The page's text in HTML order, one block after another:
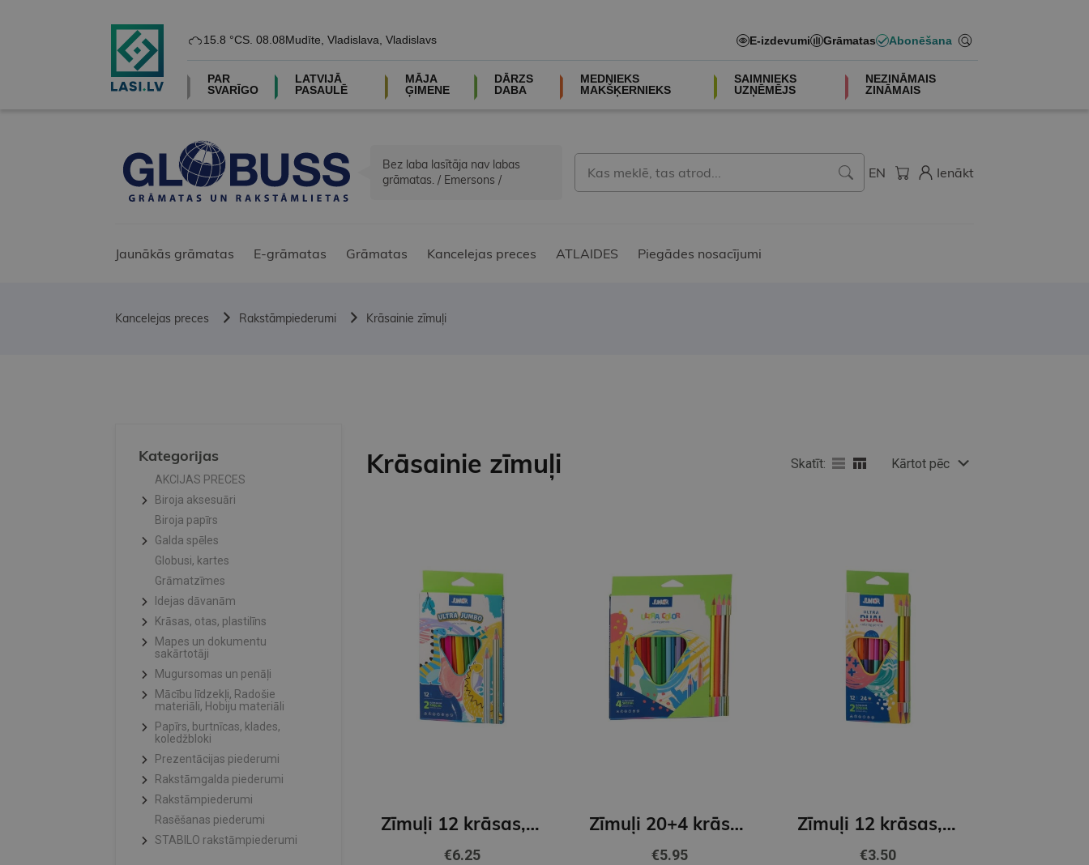
15.8 °CS. 08.08Mudīte, Vladislava, Vladislavs E-izdevumi Grāmatas Abonēšana
PAR
SVARĪGO
LATVIJĀ
PASAULĒ
MĀJA
ĢIMENE
DĀRZS
DABA
MEDNIEKS
MAKŠĶERNIEKS
SAIMNIEKS
UZŅĒMĒJS
NEZINĀMAIS
ZINĀMAIS
Bez laba lasītāja nav labas
grāmatas. / Emersons /
EN Ienākt
Jaunākās grāmatas E-grāmatas Grāmatas Kancelejas preces ATLAIDES Piegādes nosacījumi
Kancelejas preces Rakstāmpiederumi Krāsainie zīmuļi
Kategorijas
AKCIJAS PRECES
Biroja aksesuāri
Biroja papīrs
Galda spēles
Globusi, kartes
Grāmatzīmes
Idejas dāvanām
Krāsas, otas, plastilīns
Mapes un dokumentu
sakārtotāji
Mugursomas un penāļi
Mācību līdzekļi, Radošie
materiāli, Hobiju materiāli
Papīrs, burtnīcas, klades,
koledžbloki
Prezentācijas piederumi
Rakstāmgalda piederumi
Rakstāmpiederumi
Rasēšanas piederumi
STABILO rakstāmpiederumi
Krāsainie zīmuļi Skatīt: Kārtot pēc
Zīmuļi 12 krāsas, trijstūra formas, ULTRA JUMBO, Junior
€6.25
Zīmuļi 20+4 krāsas, trijstūra formas, ULTRA COLOR, Junior
€5.95
Zīmuļi 12 krāsas, DUAL, trijstūra formas, ULTRA COLOR, Junior
€3.50